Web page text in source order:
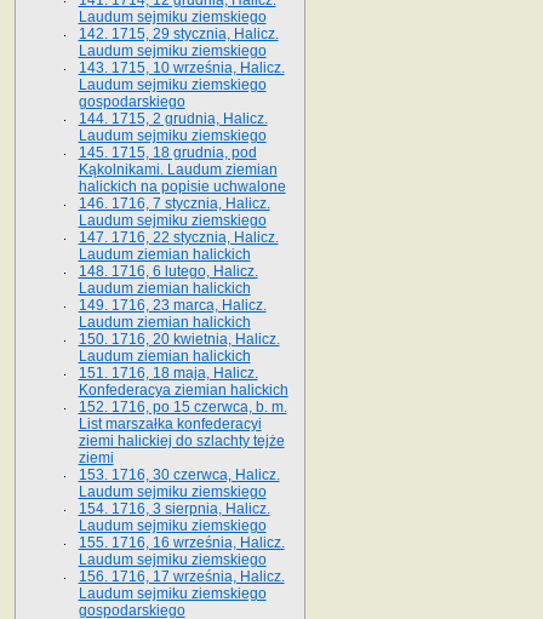
Laudum sejmiku ziemskiego
142. 1715, 29 stycznia, Halicz.
Laudum sejmiku ziemskiego
143. 1715, 10 września, Halicz.
Laudum sejmiku ziemskiego
gospodarskiego
144. 1715, 2 grudnia, Halicz.
Laudum sejmiku ziemskiego
145. 1715, 18 grudnia, pod
Kąkolnikami. Laudum ziemian
halickich na popisie uchwalone
146. 1716, 7 stycznia, Halicz.
Laudum sejmiku ziemskiego
147. 1716, 22 stycznia, Halicz.
Laudum ziemian halickich
148. 1716, 6 lutego, Halicz.
Laudum ziemian halickich
149. 1716, 23 marca, Halicz.
Laudum ziemian halickich
150. 1716, 20 kwietnia, Halicz.
Laudum ziemian halickich
151. 1716, 18 maja, Halicz.
Konfederacya ziemian halickich
152. 1716, po 15 czerwca, b. m.
List marszałka konfederacyi
ziemi halickiej do szlachty tejże
ziemi
153. 1716, 30 czerwca, Halicz.
Laudum sejmiku ziemskiego
154. 1716, 3 sierpnia, Halicz.
Laudum sejmiku ziemskiego
155. 1716, 16 września, Halicz.
Laudum sejmiku ziemskiego
156. 1716, 17 września, Halicz.
Laudum sejmiku ziemskiego
gospodarskiego